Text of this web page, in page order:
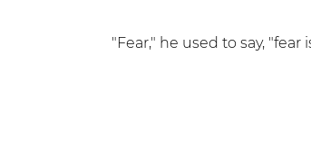
"Fear," he used to say,